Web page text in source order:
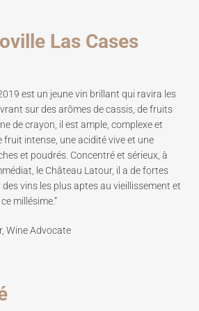
Las Cases
est un jeune vin brillant qui ravira les
sur des arômes de cassis, de fruits
de crayon, il est ample, complexe et
intense, une acidité vive et une
et poudrés. Concentré et sérieux, à
le Château Latour, il a de fortes
des vins les plus aptes au vieillissement ​​et
millésime.”
Wine Advocate